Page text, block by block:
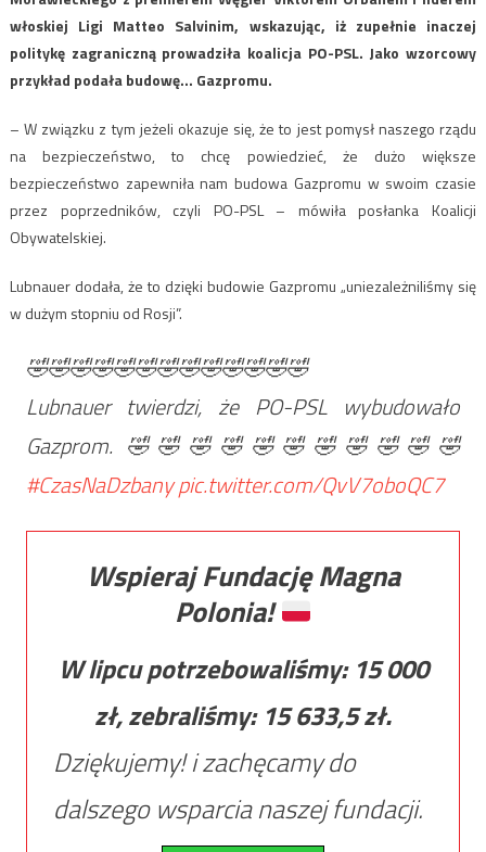
włoskiej Ligi Matteo Salvinim, wskazując, iż zupełnie inaczej
politykę zagraniczną prowadziła koalicja PO-PSL. Jako wzorcowy
przykład podała budowę… Gazpromu.
– W związku z tym jeżeli okazuje się, że to jest pomysł naszego rządu
na bezpieczeństwo, to chcę powiedzieć, że dużo większe
bezpieczeństwo zapewniła nam budowa Gazpromu w swoim czasie
przez poprzedników, czyli PO-PSL – mówiła posłanka Koalicji
Obywatelskiej.
Lubnauer dodała, że to dzięki budowie Gazpromu „uniezależniliśmy się
w dużym stopniu od Rosji”.
🤣🤣🤣🤣🤣🤣🤣🤣🤣🤣🤣🤣🤣
Lubnauer twierdzi, że PO-PSL wybudowało
Gazprom. 🤣🤣🤣🤣🤣🤣🤣🤣🤣🤣🤣
#CzasNaDzbanypic.twitter.com/QvV7oboQC7
Wspieraj Fundację Magna
Polonia!
W lipcu potrzebowaliśmy: 15 000
zł, zebraliśmy: 15 633,5zł.
Dziękujemy! i zachęcamy do
dalszego wsparcia naszej fundacji.